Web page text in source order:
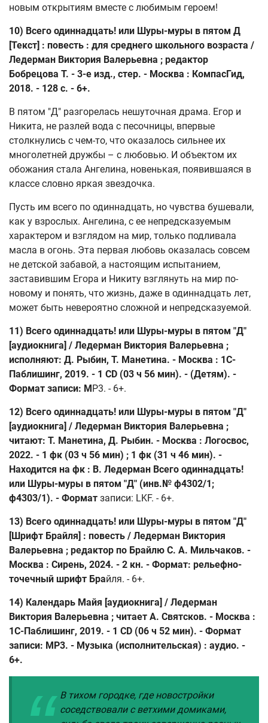
новым открытиям вместе с любимым героем!
10) Всего одиннадцать! или Шуры-муры в пятом Д
[Текст] : повесть : для среднего школьного возраста /
Ледерман Виктория Валерьевна ; редактор
Бобрецова Т. - 3-е изд., стер. - Москва : КомпасГид,
2018. - 128 с. - 6+.
В пятом "Д" разгорелась нешуточная драма. Егор и
Никита, не разлей вода с песочницы, впервые
столкнулись с чем-то, что оказалось сильнее их
многолетней дружбы – с любовью. И объектом их
обожания стала Ангелина, новенькая, появившаяся в
классе словно яркая звездочка.
Пусть им всего по одиннадцать, но чувства бушевали,
как у взрослых. Ангелина, с ее непредсказуемым
характером и взглядом на мир, только подливала
масла в огонь. Эта первая любовь оказалась совсем
не детской забавой, а настоящим испытанием,
заставившим Егора и Никиту взглянуть на мир по-
новому и понять, что жизнь, даже в одиннадцать лет,
может быть невероятно сложной и непредсказуемой.
11) Всего одиннадцать! или Шуры-муры в пятом "Д"
[аудиокнига] / Ледерман Виктория Валерьевна ;
исполняют: Д. Рыбин, Т. Манетина. - Москва : 1С-
Паблишинг, 2019. - 1 CD (03 ч 56 мин). - (Детям). -
Формат записи: МР3. - 6+.
12) Всего одиннадцать! или Шуры-муры в пятом "Д"
[аудиокнига] / Ледерман Виктория Валерьевна ;
читают: Т. Манетина, Д. Рыбин. - Москва : Логосвос,
2022. - 1 фк (03 ч 56 мин) ; 1 фк (31 ч 46 мин). -
Находится на фк : В. Ледерман Всего одиннадцать!
или Шуры-муры в пятом "Д" (инв.№ ф4302/1;
ф4303/1). - Формат записи: LKF. - 6+.
13) Всего одиннадцать! или Шуры-муры в пятом "Д"
[Шрифт Брайля] : повесть / Ледерман Виктория
Валерьевна ; редактор по Брайлю С. А. Мильчаков. -
Москва : Сирень, 2024. - 2 кн. - Формат: рельефно-
точечный шрифт Брайля. - 6+.
14) Календарь Майя [аудиокнига] / Ледерман
Виктория Валерьевна ; читает А. Святсков. - Москва :
1С-Паблишинг, 2019. - 1 CD (06 ч 52 мин). - Формат
записи: МР3. - Музыка (исполнительская) : аудио. -
6+.
В тихом городке, где новостройки
соседствовали с ветхими домиками,